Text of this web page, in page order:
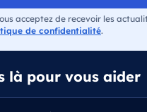
acceptez de recevoir les
de confidentialité.
là pour vous aider